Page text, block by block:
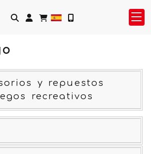
Identifícate
y repuestos
recreativos